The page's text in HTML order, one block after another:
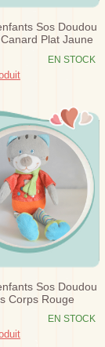
Sos Doudou
Plat Jaune
EN STOCK
Sos Doudou
Corps Rouge
EN STOCK